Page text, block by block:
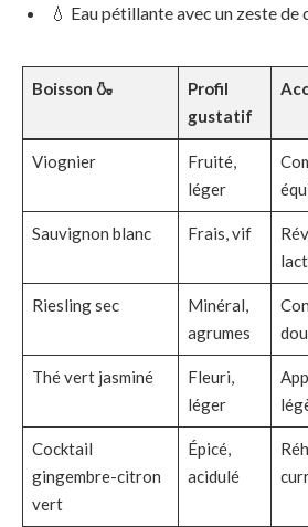
💧 Eau pétillante avec un zeste
Boisson 🍶
Profil
gustatif
Viognier
Fruité,
léger
Sauvignon blanc Frais, vif
Riesling sec
Minéral,
agrumes
Thé vert jasminé
Fleuri,
léger
Cocktail
gingembre-citron
vert
Épicé,
acidulé